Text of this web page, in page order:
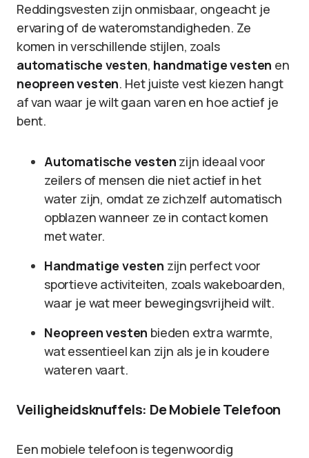
Reddingsvesten zijn onmisbaar, ongeacht je
ervaring of de wateromstandigheden. Ze
komen in verschillende stijlen, zoals
automatische vesten, handmatige vesten en
neopreen vesten. Het juiste vest kiezen hangt
af van waar je wilt gaan varen en hoe actief je
bent.
Automatische vesten zijn ideaal voor
zeilers of mensen die niet actief in het
water zijn, omdat ze zichzelf automatisch
opblazen wanneer ze in contact komen
met water.
Handmatige vesten zijn perfect voor
sportieve activiteiten, zoals wakeboarden,
waar je wat meer bewegingsvrijheid wilt.
Neopreen vesten bieden extra warmte,
wat essentieel kan zijn als je in koudere
wateren vaart.
Veiligheidsknuffels: De Mobiele Telefoon
Een mobiele telefoon is tegenwoordig